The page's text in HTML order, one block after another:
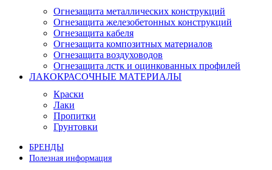
Огнезащита металлических конструкций
Огнезащита железобетонных конструкций
Огнезащита кабеля
Огнезащита композитных материалов
Огнезащита воздуховодов
Огнезащита лстк и оцинкованных профилей
ЛАКОКРАСОЧНЫЕ МАТЕРИАЛЫ
Краски
Лаки
Пропитки
Грунтовки
БРЕНДЫ
Полезная информация